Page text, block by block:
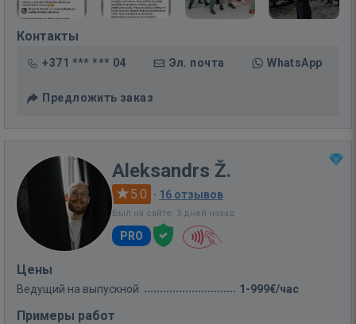
Контакты
+371 *** *** 04 Эл. почта WhatsApp
Предложить заказ
Aleksandrs Ž.
5.0 · 16 отзывов
Был на сайте: 3 дней назад
PRO
Цены
Ведущий на выпускной 1-999€/час
Примеры работ